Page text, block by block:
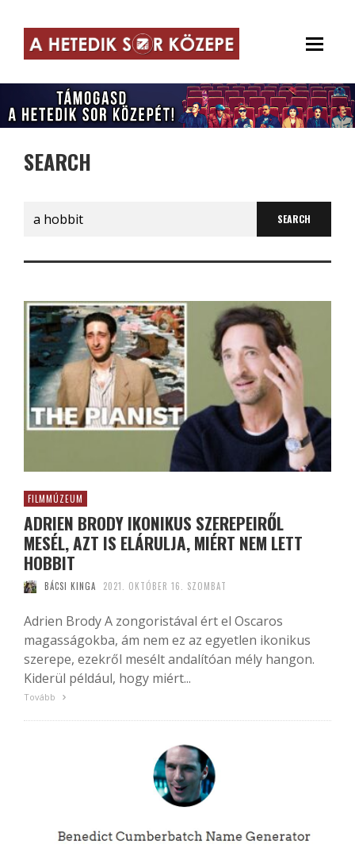
SEARCH
Search
for:
FILMMÚZEUM
ADRIEN BRODY IKONIKUS SZEREPEIRŐL
MESÉL, AZT IS ELÁRULJA, MIÉRT NEM LETT
HOBBIT
BÁCSI KINGA 2021. OKTÓBER 16. SZOMBAT
Adrien Brody A zongoristával ért el Oscaros
magasságokba, ám nem ez az egyetlen ikonikus
szerepe, ezekről mesélt andalítóan mély hangon.
Kiderül például, hogy miért...
Tovább